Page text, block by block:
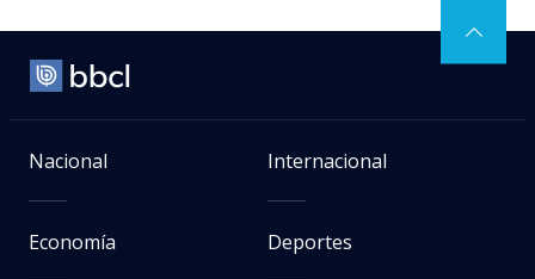
Nacional Internacional
Economía Deportes